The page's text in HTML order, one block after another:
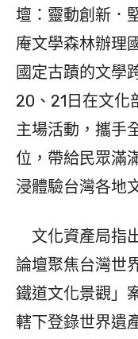
壇：靈動創新．
庵文學森林辦理
國定古蹟的文學
20、21日在文化
主場活動，攜手
位，帶給民眾滿
浸體驗台灣各地
文化資產局指
論壇聚焦台灣世
鐵道文化景觀」
轄下登錄世界遺